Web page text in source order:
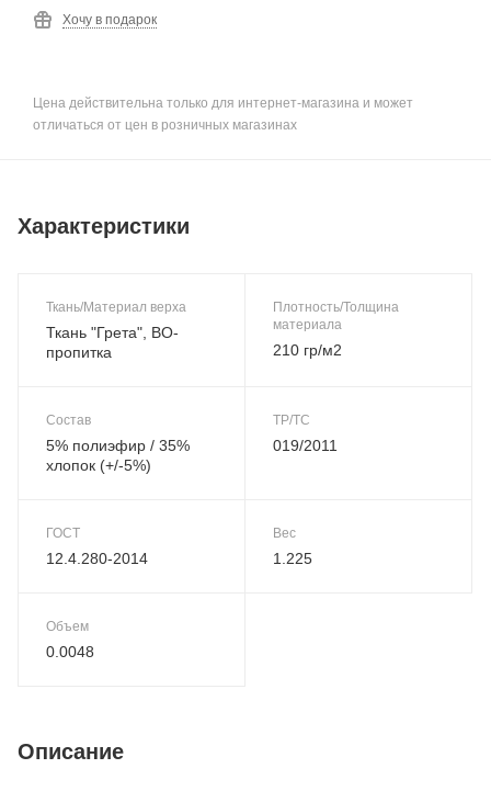
Хочу в подарок
Цена действительна только для интернет-магазина и может
отличаться от цен в розничных магазинах
Характеристики
Ткань/Материал верха
Ткань "Грета", ВО-
пропитка
Плотность/Толщина
материала
210 гр/м2
Состав
5% полиэфир / 35%
хлопок (+/-5%)
ТР/ТС
019/2011
ГОСТ
12.4.280-2014
Вес
1.225
Объем
0.0048
Описание